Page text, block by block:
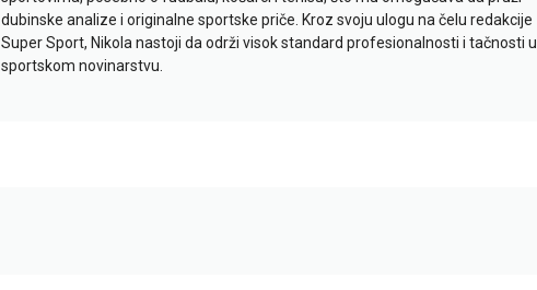
dubinske analize i originalne sportske priče. Kroz svoju ulogu na čelu redakcije
Super Sport, Nikola nastoji da održi visok standard profesionalnosti i tačnosti u
sportskom novinarstvu.